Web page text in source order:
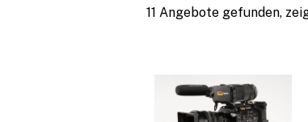
11 Angebote gefunden,